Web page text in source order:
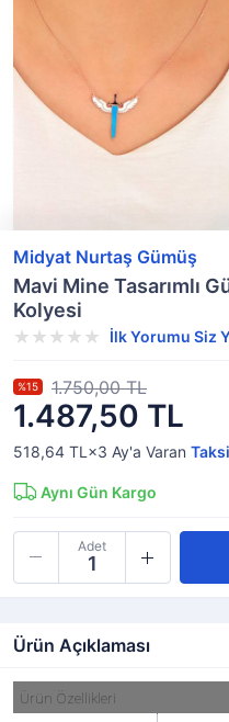
Midyat Nurtaş Gümüş
Mavi Mine Tasarımlı
Kolyesi
İlk Yorumu Siz
1.487,50 TL
%15 1.750,00 TL
518,64 TL×3 Ay'a Varan
Aynı Gün Kargo
Adet
Ürün Açıklaması
Ürün Özellikleri